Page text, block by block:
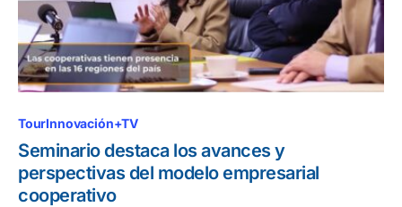
TourInnovación+TV
Seminario destaca los avances y
perspectivas del modelo empresarial
cooperativo